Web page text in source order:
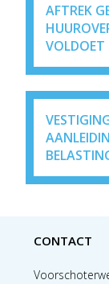
AFTREK
VOLDOET
CONTACT